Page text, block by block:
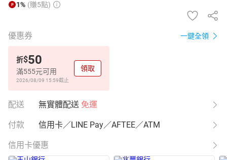
1% (賺5點)
優惠券 一鍵全領
折$50
滿555元可用
2026/08/09 15:59截止
領取
配送 無實體配送 免運
付款 信用卡／LINE Pay／AFTEE／ATM
信用卡優惠